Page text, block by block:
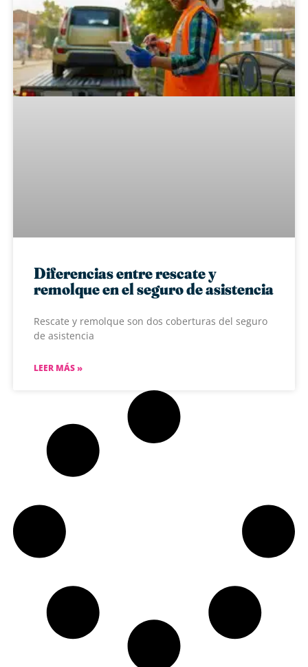
Diferencias entre rescate y
remolque en el seguro de asistencia
Rescate y remolque son dos coberturas del seguro
de asistencia
LEER MÁS »